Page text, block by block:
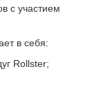
с участием
в себя:
Rollster;